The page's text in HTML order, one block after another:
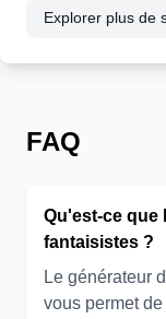
Explorer plus de
FAQ
Qu'est-ce que
fantaisistes ?
Le générateur
vous permet